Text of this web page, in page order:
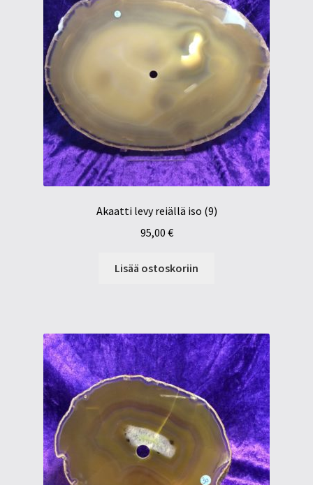
Akaatti levy reiällä iso (9)
95,00 €
Lisää ostoskoriin